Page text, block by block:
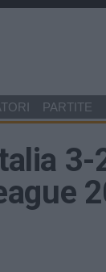
PARTITE
3-